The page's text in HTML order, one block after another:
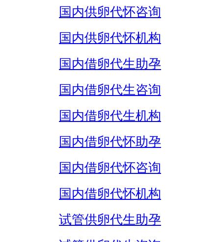
国内供卵代怀咨询
国内供卵代怀机构
国内借卵代生助孕
国内借卵代生咨询
国内借卵代生机构
国内借卵代怀助孕
国内借卵代怀咨询
国内借卵代怀机构
试管供卵代生助孕